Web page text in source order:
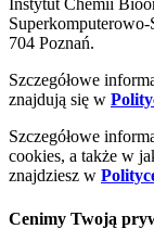
Instytut Chemii
704 Poznań.
Szczegółowe
znajdują się w
Szczegółowe
cookies, a także w
znajdziesz w
Cenimy Twoją